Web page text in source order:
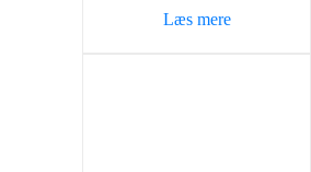
Læs mere